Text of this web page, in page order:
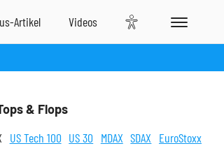
& Flops
US Tech 100 US 30 MDAX SDAX EuroStoxx